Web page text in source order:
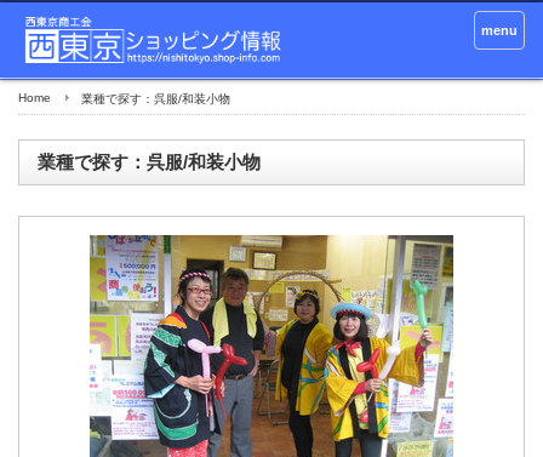
menu
Home 業種で探す：呉服/和装小物
業種で探す：呉服/和装小物